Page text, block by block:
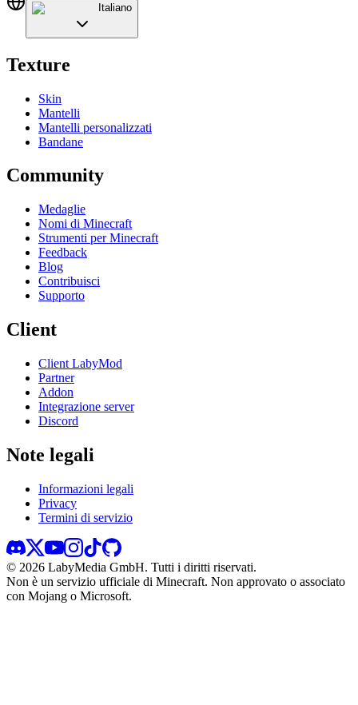
Italiano
Texture
Skin
Mantelli
Mantelli personalizzati
Bandane
Community
Medaglie
Nomi di Minecraft
Strumenti per Minecraft
Feedback
Blog
Contribuisci
Supporto
Client
Client LabyMod
Partner
Addon
Integrazione server
Discord
Note legali
Informazioni legali
Privacy
Termini di servizio
© 2026 LabyMedia GmbH. Tutti i diritti riservati.
Non è un servizio ufficiale di Minecraft. Non approvato o associato
con Mojang o Microsoft.